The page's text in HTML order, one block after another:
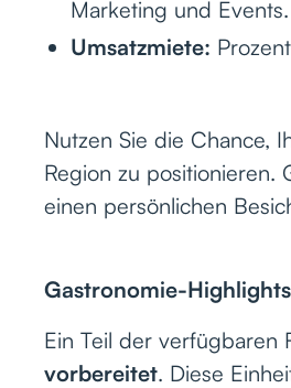
Marketing und Events.
Umsatzmiete:
Nutzen Sie die Chance,
Region zu positionieren.
einen persönlichen
Gastronomie-Highlights
Ein Teil der verfügbaren
vorbereitet. Diese